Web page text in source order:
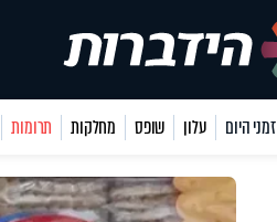
זמני היום עלון שופס מחלקות תרומות